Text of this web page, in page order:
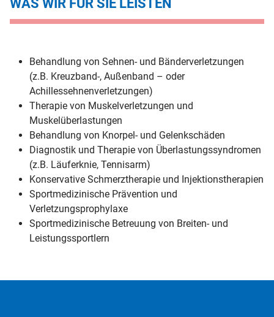
WAS WIR FÜR SIE LEISTEN
Behandlung von Sehnen- und Bänderverletzungen
(z.B. Kreuzband-, Außenband – oder
Achillessehnenverletzungen)
Therapie von Muskelverletzungen und
Muskelüberlastungen
Behandlung von Knorpel- und Gelenkschäden
Diagnostik und Therapie von Überlastungssyndromen
(z.B. Läuferknie, Tennisarm)
Konservative Schmerztherapie und Injektionstherapien
Sportmedizinische Prävention und
Verletzungsprophylaxe
Sportmedizinische Betreuung von Breiten- und
Leistungssportlern